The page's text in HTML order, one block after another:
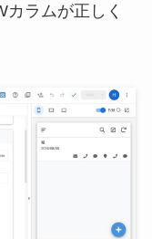
ラムが正しく